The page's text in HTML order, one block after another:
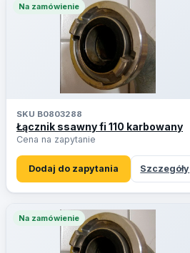
Na zamówienie
SKU B0803288
Łącznik ssawny fi 110 karbowany
Cena na zapytanie
Dodaj do zapytania Szczegóły
Na zamówienie